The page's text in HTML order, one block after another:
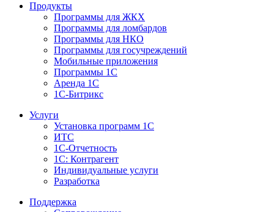
Продукты
Программы для ЖКХ
Программы для ломбардов
Программы для НКО
Программы для госучреждений
Мобильные приложения
Программы 1С
Аренда 1С
1С-Битрикс
Услуги
Установка программ 1С
ИТС
1С-Отчетность
1С: Контрагент
Индивидуальные услуги
Разработка
Поддержка